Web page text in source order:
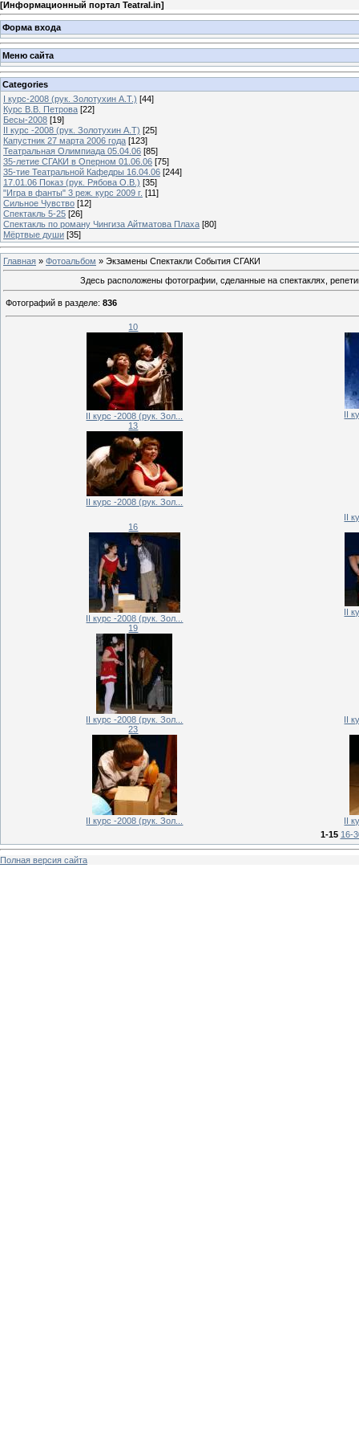
[Информационный портал Teatral.in]
Форма входа
Меню сайта
Categories
I курс-2008 (рук. Золотухин А.Т.) [44]
Курс В.В. Петрова [22]
Бесы-2008 [19]
II курс -2008 (рук. Золотухин А.Т) [25]
Капустник 27 марта 2006 года [123]
Театральная Олимпиада 05.04.06 [85]
35-летие СГАКИ в Оперном 01.06.06 [75]
35-тие Театральной Кафедры 16.04.06 [244]
17.01.06 Показ (рук. Рябова О.В.) [35]
"Игра в фанты" 3 реж. курс 2009 г. [11]
Сильное Чувство [12]
Спектакль 5-25 [26]
Спектакль по роману Чингиза Айтматова Плаха [80]
Мёртвые души [35]
Главная » Фотоальбом » Экзамены Спектакли События СГАКИ
Здесь расположены фотографии, сделанные на спектаклях,
Фотографий в разделе: 836
10
II курс -2008 (рук. Зол...
II
13
II курс -2008 (рук. Зол...
II
16
II курс -2008 (рук. Зол...
II
19
II курс -2008 (рук. Зол...
II
23
II курс -2008 (рук. Зол...
II
1-15 16-
Полная версия сайта